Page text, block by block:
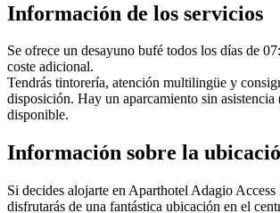
Información de los servicios
Se ofrece un desayuno bufé todos los días de
coste adicional.
Tendrás tintorería, atención multilingüe y
disposición. Hay un aparcamiento sin asistencia
disponible.
Información sobre la
Si decides alojarte en Aparthotel Adagio
disfrutarás de una fantástica ubicación en el